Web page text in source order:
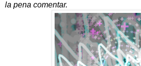
la pena comentar.